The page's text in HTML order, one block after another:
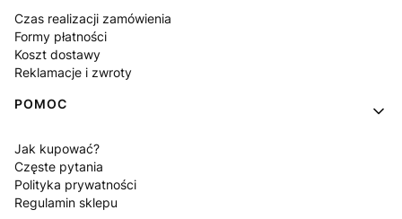
Czas realizacji zamówienia
Formy płatności
Koszt dostawy
Reklamacje i zwroty
POMOC
Jak kupować?
Częste pytania
Polityka prywatności
Regulamin sklepu